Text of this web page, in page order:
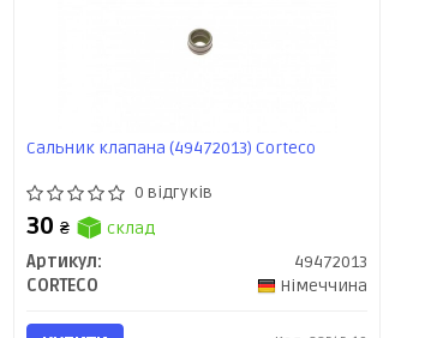
Сальник клапана (49472013) Corteco
0 відгуків
30₴
склад
Артикул:
49472013
CORTECO
Німеччина